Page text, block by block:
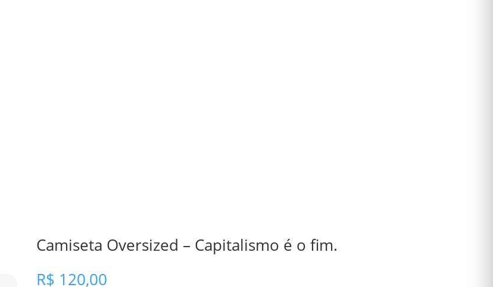
Camiseta Oversized – Capitalismo é o fim.
R$ 120,00